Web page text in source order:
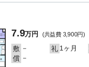
7.9万円 (共益費 3,900円)
敷 － 礼 1ヶ月
償 －